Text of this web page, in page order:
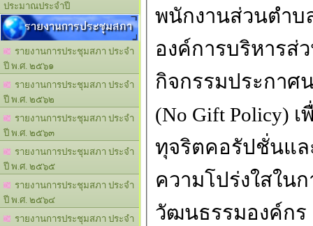
ประมาณประจำปี
รายงานการประชุมสภา
รายงานการประชุมสภา ประจำ
ปี พ.ศ. ๒๕๖๑
รายงานการประชุมสภา ประจำ
ปี พ.ศ. ๒๕๖๒
รายงานการประชุมสภา ประจำ
ปี พ.ศ. ๒๕๖๓
รายงานการประชุมสภา ประจำ
ปี พ.ศ. ๒๕๖๕
รายงานการประชุมสภา ประจำ
ปี พ.ศ. ๒๕๖๔
รายงานการประชุมสภา ประจำ
พนักงานส่วนตำบ
องค์การบริหารส่
กิจกรรมประกาศ
(No Gift Policy)
ทุจริตคอรัปชั่นแล
ความโปร่งใสใน
วัฒนธรรมองค์ก